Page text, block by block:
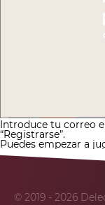
Introduce tu correo
“Registrarse”.
Puedes empezar a
© 2019 - 2026